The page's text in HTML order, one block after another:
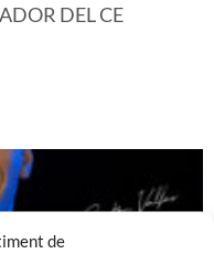
de
DEL CE